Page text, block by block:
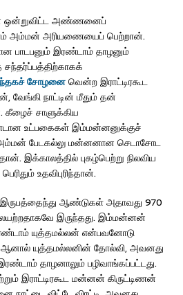
ஒன்றுவிட்ட அண்ணனைப்
அம்மன் அரியணையைப் பெற்றான்.
இரண்டாம் தாழனும்
சோழனைவென்ற இராட்டிரகூட
வேங்கி நாட்டின் மீதும் தன்
சாளுக்கிய
உட்பகைகள் இம்மன்னனுக்குச்
பேடகல்லு மன்னனான செடாசோட
இக்காலத்தில் புகழ்பெற்று நிலவிய
உதவிபுரிந்தான்.
ஆண்டுகள் அதாவது 970
இருந்தது. இம்மன்னன்
யுத்தமல்லன் என்பவனோடு
ஆனால் யுத்தமல்லனின் தோல்வி, அவனது
தாழனாலும் பழிவாங்கப்பட்டது.
இராட்டிரகூட மன்னன் கிருட்டிணன்